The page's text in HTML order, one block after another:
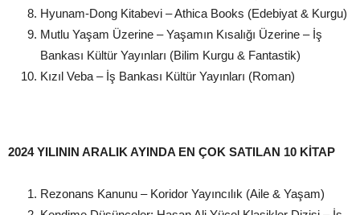
Hyunam-Dong Kitabevi – Athica Books (Edebiyat & Kurgu)
Mutlu Yaşam Üzerine – Yaşamın Kısalığı Üzerine – İş
Bankası Kültür Yayınları (Bilim Kurgu & Fantastik)
Kızıl Veba – İş Bankası Kültür Yayınları (Roman)
2024 YILININ ARALIK AYINDA EN ÇOK SATILAN 10 KİTAP
Rezonans Kanunu – Koridor Yayıncılık (Aile & Yaşam)